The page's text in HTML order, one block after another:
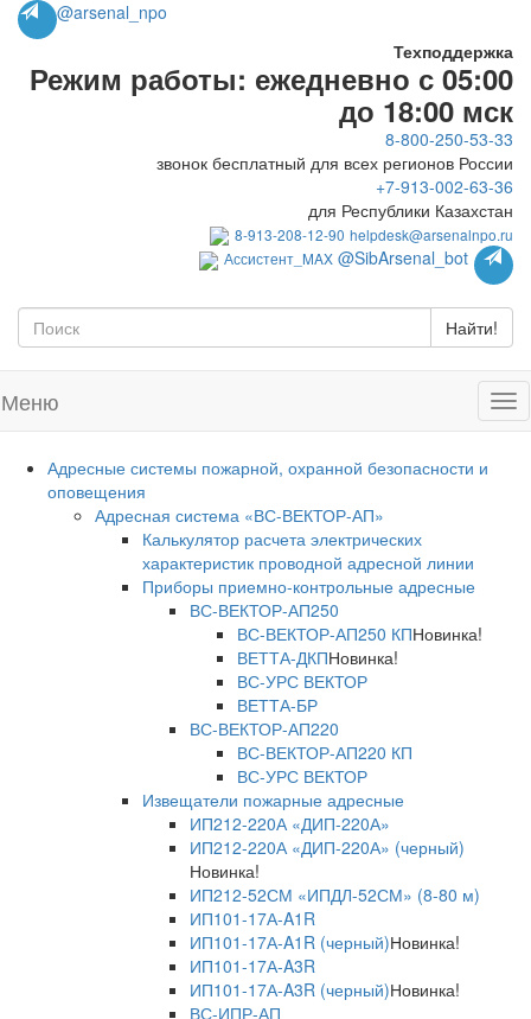
@arsenal_npo
Техподдержка
Режим работы: ежедневно с 05:00
до 18:00 мск
8-800-250-53-33
звонок бесплатный для всех регионов России
+7-913-002-63-36
для Республики Казахстан
8-913-208-12-90 helpdesk@arsenalnpo.ru
Ассистент_MAX @SibArsenal_bot
Найти!
Меню
Адресные системы пожарной, охранной безопасности и
оповещения
Адресная система «ВС-ВЕКТОР-АП»
Калькулятор расчета электрических
характеристик проводной адресной линии
Приборы приемно-контрольные адресные
ВС-ВЕКТОР-АП250
ВС-ВЕКТОР-АП250 КПНовинка!
ВЕТТА-ДКПНовинка!
ВС-УРС ВЕКТОР
ВЕТТА-БР
ВС-ВЕКТОР-АП220
ВС-ВЕКТОР-АП220 КП
ВС-УРС ВЕКТОР
Извещатели пожарные адресные
ИП212-220А «ДИП-220А»
ИП212-220А «ДИП-220А» (черный)
Новинка!
ИП212-52СМ «ИПДЛ-52СМ» (8-80 м)
ИП101-17А-A1R
ИП101-17А-A1R (черный)Новинка!
ИП101-17А-A3R
ИП101-17А-A3R (черный)Новинка!
ВС-ИПР-АП